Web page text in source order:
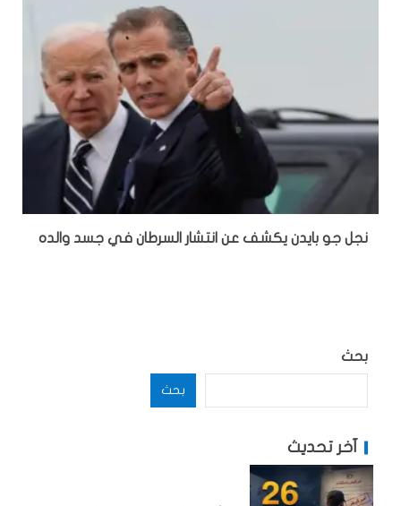
نجل جو بايدن يكشف عن انتشار السرطان في جسد والده
بحث
بحث
آخر تحديث